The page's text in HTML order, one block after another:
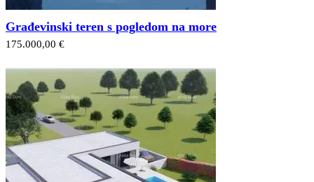
Građevinski teren s pogledom na more
175.000,00 €